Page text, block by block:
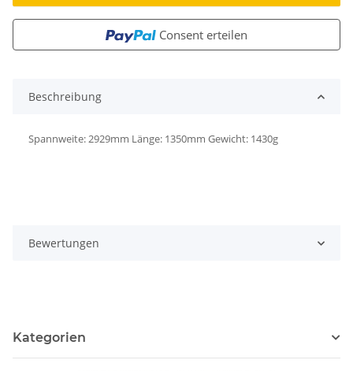
Consent erteilen
Beschreibung
Spannweite: 2929mm Länge: 1350mm Gewicht: 1430g
Bewertungen
Kategorien